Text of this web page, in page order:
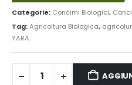
Categorie: Concimi Biologici,
Tag:Agricoltura Biologica,
YARA